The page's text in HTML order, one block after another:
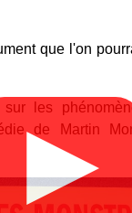
que l'on
les
de Martin